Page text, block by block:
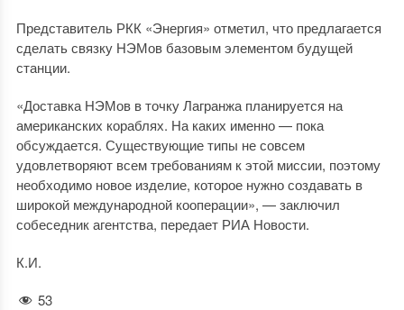
Представитель РКК «Энергия» отметил, что предлагается
сделать связку НЭМов базовым элементом будущей
станции.
«Доставка НЭМов в точку Лагранжа планируется на
американских кораблях. На каких именно — пока
обсуждается. Существующие типы не совсем
удовлетворяют всем требованиям к этой миссии, поэтому
необходимо новое изделие, которое нужно создавать в
широкой международной кооперации», — заключил
собеседник агентства, передает РИА Новости.
К.И.
53